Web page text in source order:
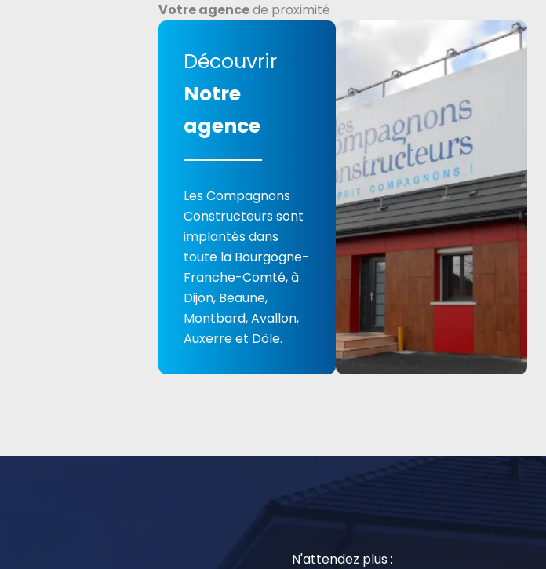
Votre agencede proximité
Découvrir
Notre
agence
Les Compagnons
Constructeurs sont
implantés dans
toute la Bourgogne-
Franche-Comté, à
Dijon, Beaune,
Montbard, Avallon,
Auxerre et Dôle.
N'attendez plus :